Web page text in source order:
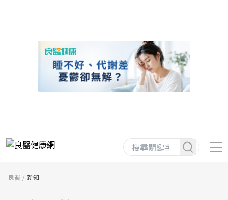
良醫 新知